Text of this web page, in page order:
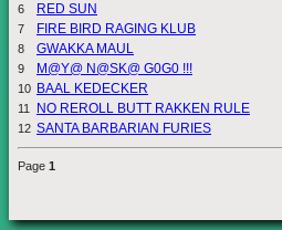
6
RED SUN
7
FIRE BIRD RAGING KLUB
8
GWAKKA MAUL
9
M@Y@ N@SK@ G0G0 !!!
10 BAAL KEDECKER
11
NO REROLL BUTT RAKKEN RULE
12 SANTA BARBARIAN FURIES
Page 1